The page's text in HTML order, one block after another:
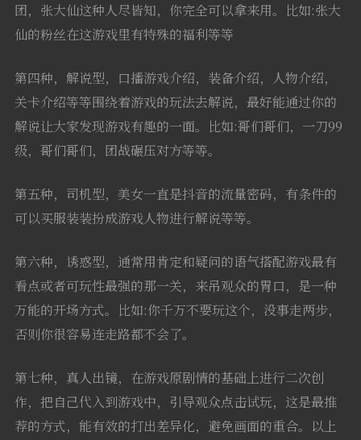
团，张大仙这种人尽皆知，你完全可以拿来用。比如:张大
仙的粉丝在这游戏里有特殊的福利等等
第四种，解说型，口播游戏介绍，装备介绍，人物介绍，
关卡介绍等等围绕着游戏的玩法去解说，最好能通过你的
解说让大家发现游戏有趣的一面。比如:哥们哥们，一刀99
级，哥们哥们，团战碾压对方等等。
第五种，司机型，美女一直是抖音的流量密码，有条件的
可以买服装装扮成游戏人物进行解说等等。
第六种，诱惑型，通常用肯定和疑问的语气搭配游戏最有
看点或者可玩性最强的那一关，来吊观众的胃口，是一种
万能的开场方式。比如:你千万不要玩这个，没事走两步，
否则你很容易连走路都不会了。
第七种，真人出镜，在游戏原剧情的基础上进行二次创
作，把自己代入到游戏中，引导观众点击试玩，这是最推
荐的方式，能有效的打出差异化，避免画面的重合。以上